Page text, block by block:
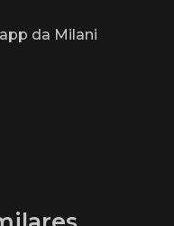
da Milani